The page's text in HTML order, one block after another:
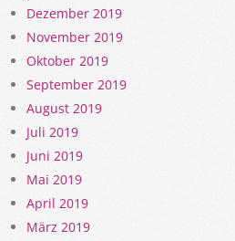
Dezember 2019
November 2019
Oktober 2019
September 2019
August 2019
Juli 2019
Juni 2019
Mai 2019
April 2019
März 2019